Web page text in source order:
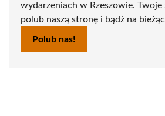
wydarzeniach w Rzeszowie. Twoje
polub naszą stronę i bądź na
Polub nas!